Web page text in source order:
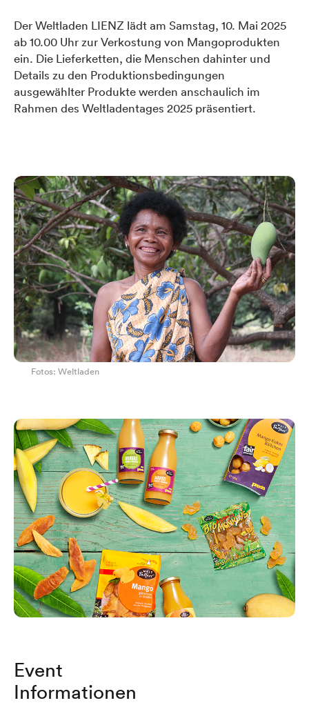
Der Weltladen LIENZ lädt am Samstag, 10. Mai 2025
ab 10.00 Uhr zur Verkostung von Mangoprodukten
ein. Die Lieferketten, die Menschen dahinter und
Details zu den Produktionsbedingungen
ausgewählter Produkte werden anschaulich im
Rahmen des Weltladentages 2025 präsentiert.
Fotos: Weltladen
Event
Informationen